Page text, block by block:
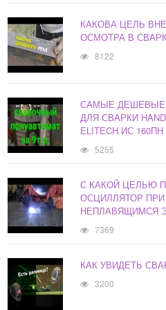
КАКОВА ЦЕЛЬ
ОСМОТРА В
8122
САМЫЕ ДЕШЕВЫЕ
ДЛЯ СВАРКИ
ELITECH ИС
5255
С КАКОЙ ЦЕЛЬЮ
ОСЦИЛЛЯТОР
НЕПЛАВЯЩИМСЯ
7369
КАК УВИДЕТЬ
3200